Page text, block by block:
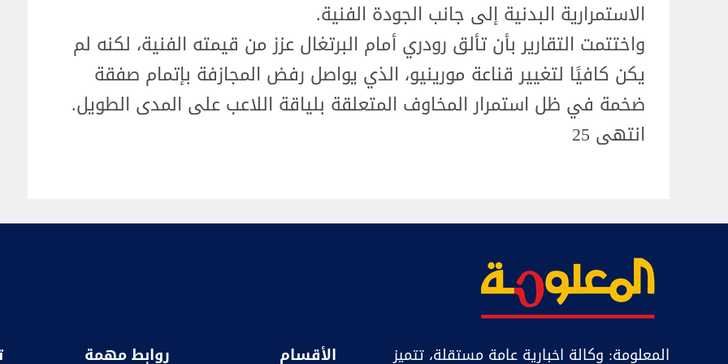
الاستمرارية البدنية إلى جانب الجودة الفنية.
واختتمت التقارير بأن تألق رودري أمام البرتغال عزز من قيمته الفنية، لكنه لم
يكن كافيًا لتغيير قناعة مورينيو، الذي يواصل رفض المجازفة بإتمام صفقة
ضخمة في ظل استمرار المخاوف المتعلقة بلياقة اللاعب على المدى الطويل.
انتهى 25
المعلومة: وكالة اخبارية عامة مستقلة، تتميز الأقسام روابط مهمة